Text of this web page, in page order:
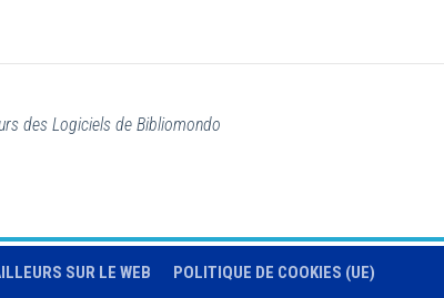
des Logiciels de Bibliomondo
SUR LE WEB POLITIQUE DE COOKIES (UE)